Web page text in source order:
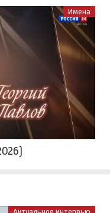
Имена